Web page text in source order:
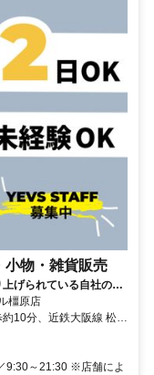
小物・雑貨販売
げられている自社のお
橿原店
10分、近鉄大阪線 松塚
9:30～21:30 ※店舗によ